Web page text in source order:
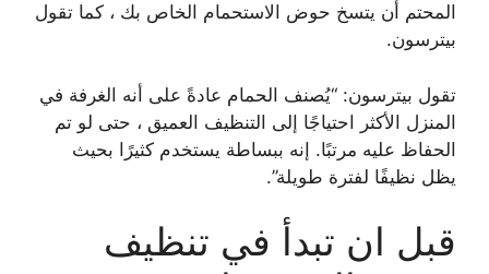
المحتم أن يتسخ حوض الاستحمام الخاص بك ، كما تقول
بيترسون.
تقول بيترسون: “يُصنف الحمام عادةً على أنه الغرفة في
المنزل الأكثر احتياجًا إلى التنظيف العميق ، حتى لو تم
الحفاظ عليه مرتبًا. إنه ببساطة يستخدم كثيرًا بحيث
يظل نظيفًا لفترة طويلة”.
قبل ان تبدأ في تنظيف